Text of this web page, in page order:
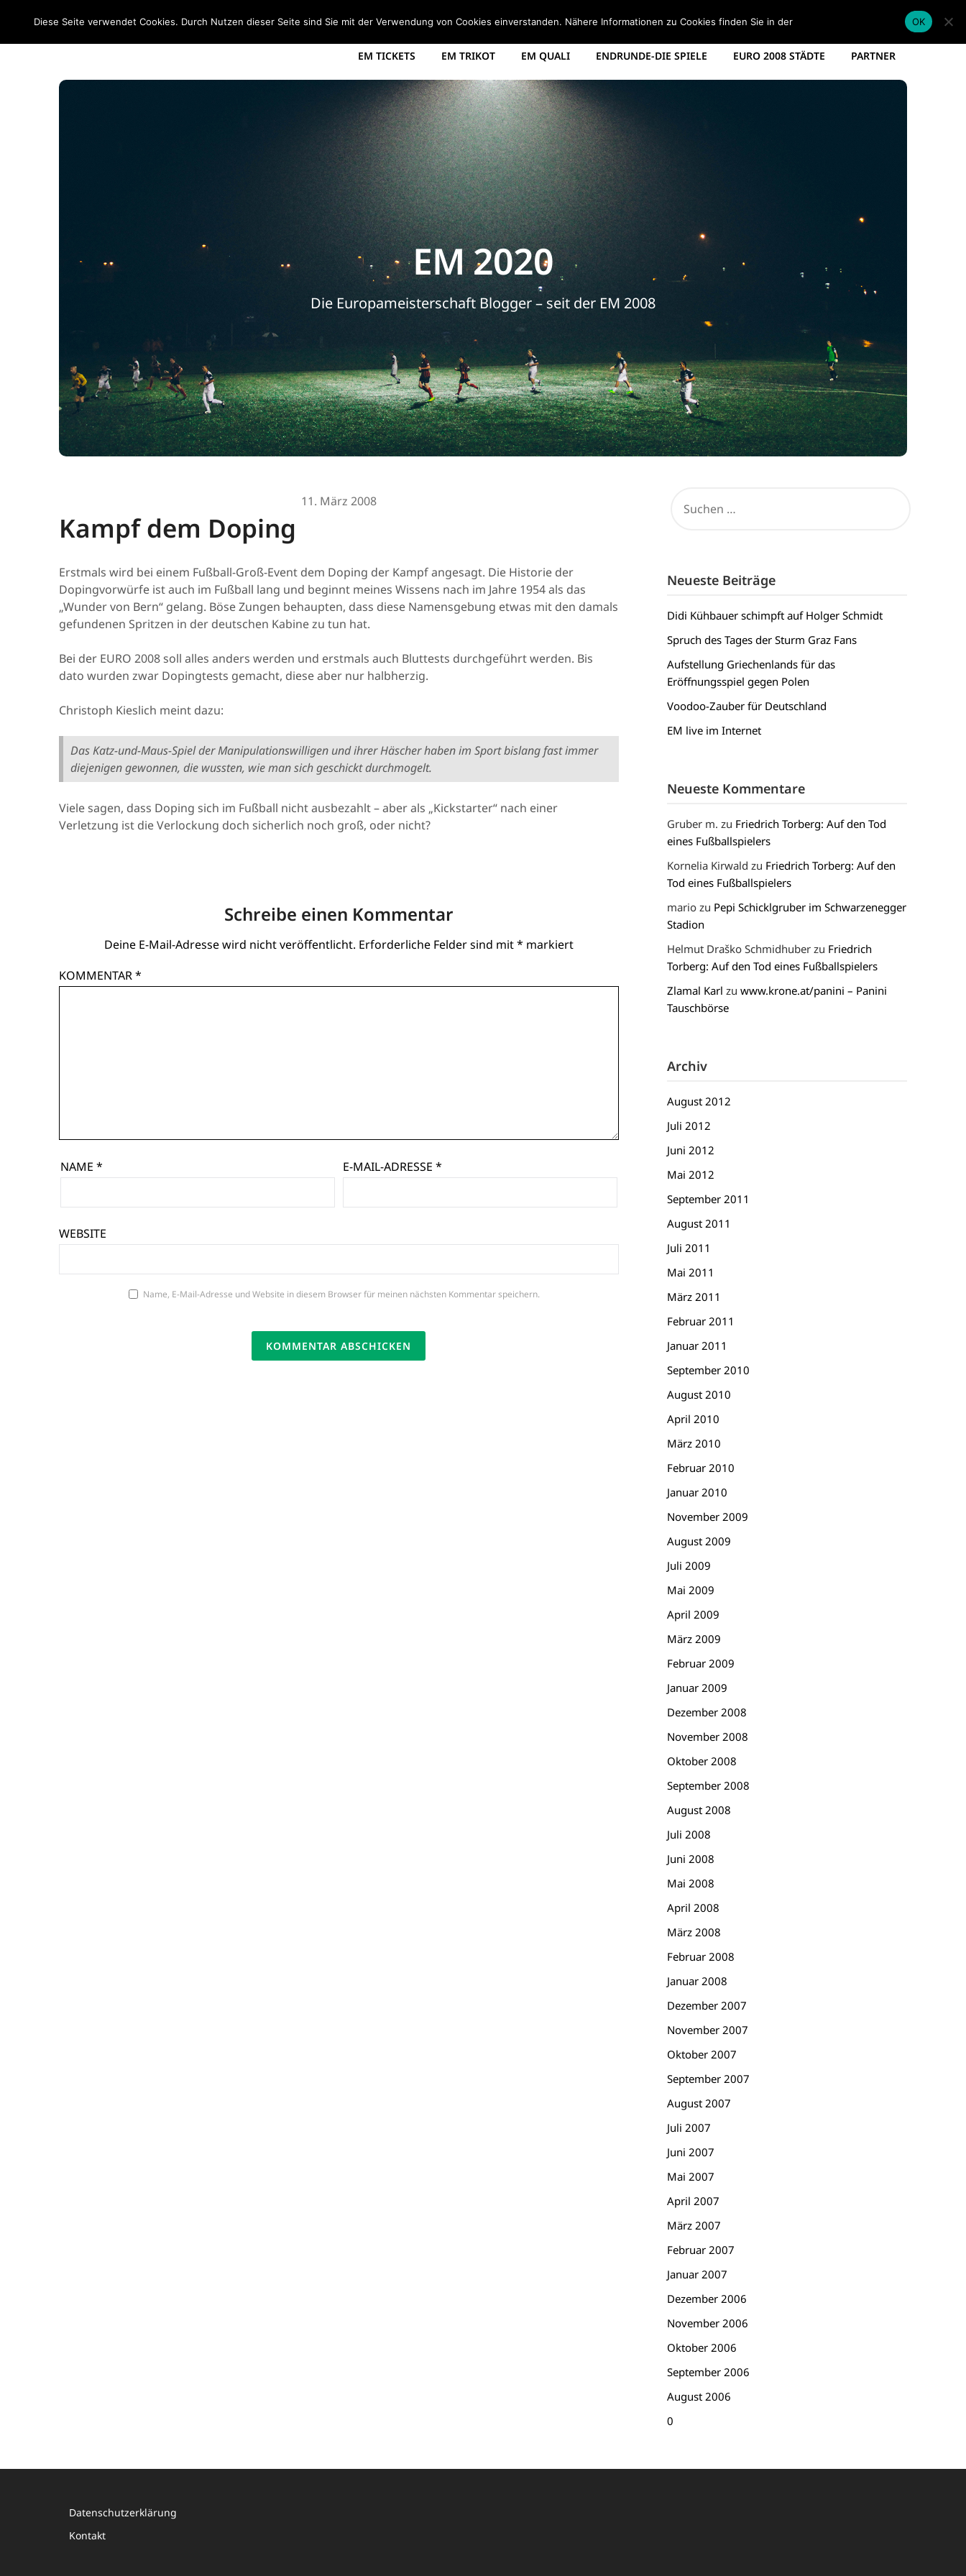
EM 2020 STARTSEITE EM 2008 TABELLE EM 2012 GRUPPEN EM KADER DEUTSCHLAND
EM TICKETS EM TRIKOT EM QUALI ENDRUNDE-DIE SPIELE EURO 2008 STÄDTE PARTNER
EM 2020
Die Europameisterschaft Blogger – seit der EM 2008
11. März 2008
Kampf dem Doping
Erstmals wird bei einem Fußball-Groß-Event dem Doping der Kampf angesagt. Die Historie der
Dopingvorwürfe ist auch im Fußball lang und beginnt meines Wissens nach im Jahre 1954 als das
„Wunder von Bern“ gelang. Böse Zungen behaupten, dass diese Namensgebung etwas mit den damals
gefundenen Spritzen in der deutschen Kabine zu tun hat.
Bei der EURO 2008 soll alles anders werden und erstmals auch Bluttests durchgeführt werden. Bis
dato wurden zwar Dopingtests gemacht, diese aber nur halbherzig.
Christoph Kieslich meint dazu:
Das Katz-und-Maus-Spiel der Manipulationswilligen und ihrer Häscher haben im Sport bislang fast immer
diejenigen gewonnen, die wussten, wie man sich geschickt durchmogelt.
Viele sagen, dass Doping sich im Fußball nicht ausbezahlt – aber als „Kickstarter“ nach einer
Verletzung ist die Verlockung doch sicherlich noch groß, oder nicht?
Schreibe einen Kommentar
Deine E-Mail-Adresse wird nicht veröffentlicht. Erforderliche Felder sind mit* markiert
KOMMENTAR*
NAME * E-MAIL-ADRESSE*
WEBSITE
Name, E-Mail-Adresse und Website in diesem Browser für meinen nächsten Kommentar speichern.
NACH:
Neueste Beiträge
Didi Kühbauer schimpft auf Holger Schmidt
Spruch des Tages der Sturm Graz Fans
Aufstellung Griechenlands für das
Eröffnungsspiel gegen Polen
Voodoo-Zauber für Deutschland
EM live im Internet
Neueste Kommentare
Gruber m. zu Friedrich Torberg: Auf den Tod
eines Fußballspielers
Kornelia Kirwald zu Friedrich Torberg: Auf den
Tod eines Fußballspielers
mariozu Pepi Schicklgruber im Schwarzenegger
Stadion
Helmut Draško Schmidhuberzu Friedrich
Torberg: Auf den Tod eines Fußballspielers
Zlamal Karl zu www.krone.at/panini – Panini
Tauschbörse
Archiv
August 2012
Juli 2012
Juni 2012
Mai 2012
September 2011
August 2011
Juli 2011
Mai 2011
März 2011
Februar 2011
Januar 2011
September 2010
August 2010
April 2010
März 2010
Februar 2010
Januar 2010
November 2009
August 2009
Juli 2009
Mai 2009
April 2009
März 2009
Februar 2009
Januar 2009
Dezember 2008
November 2008
Oktober 2008
September 2008
August 2008
Juli 2008
Juni 2008
Mai 2008
April 2008
März 2008
Februar 2008
Januar 2008
Dezember 2007
November 2007
Oktober 2007
September 2007
August 2007
Juli 2007
Juni 2007
Mai 2007
April 2007
März 2007
Februar 2007
Januar 2007
Dezember 2006
November 2006
Oktober 2006
September 2006
August 2006
0
Datenschutzerklärung
Kontakt
Diese Seite verwendet Cookies. Durch Nutzen dieser Seite sind Sie mit der Verwendung von Cookies einverstanden. Nähere Informationen zu Cookies finden Sie in der OK